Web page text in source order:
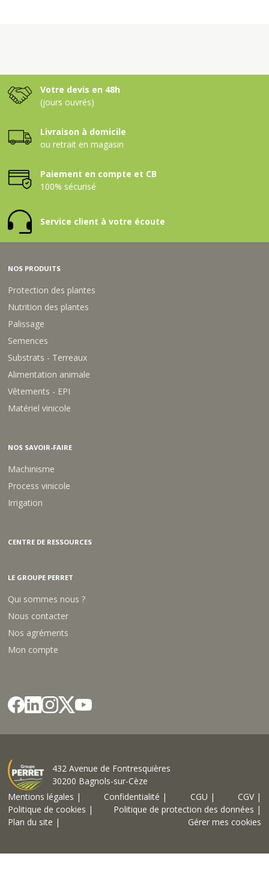
BOUCHON REGENOR EVO 63
50/50
UTILISABLE EN AB
AMENDEMENT ORGA POUDRE
TOURTEAU DE RICIN
SEMOULE
UTILISABLE EN AB
AMENDEMENT ORGA
BOUCHON HUMEO 61
UTILISABLE EN AB
AMENDEMENT ORGA
BOUCHON HUMI ACTIV
UTILISABLE EN AB
AMENDEMENT ORGA
BOUCHON TOURTEAU DE
Votre devis en 48h
(jours ouvrés)
100% sécurisé
Service client à votre écoute
NOS PRODUITS
Nutrition des plantes